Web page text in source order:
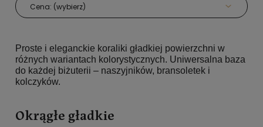
Cena: (wybierz)
Proste i eleganckie koraliki gładkiej powierzchni w
różnych wariantach kolorystycznych. Uniwersalna baza
do każdej biżuterii – naszyjników, bransoletek i
kolczyków.
Okrągłe gładkie